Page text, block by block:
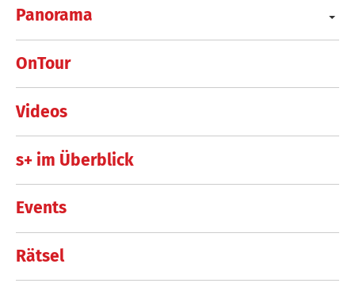
Panorama
OnTour
Videos
s+ im Überblick
Events
Rätsel